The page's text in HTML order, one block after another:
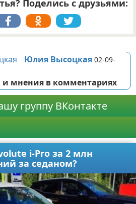
Поделись с друзьями:
Юлия Высоцкая 02-09-
мнения в комментариях
группу ВКонтакте
i-Pro за 2 млн
за седаном?